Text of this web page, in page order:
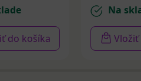
do košíka
Na
Vložiť